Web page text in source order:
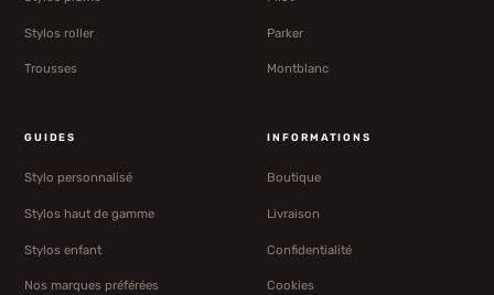
Stylos roller
Trousses
Parker
Montblanc
GUIDES
Stylo personnalisé
Stylos haut de gamme
Stylos enfant
Nos marques préférées
INFORMATIONS
Boutique
Livraison
Confidentialité
Cookies